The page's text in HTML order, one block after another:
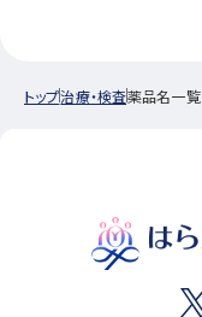
トップ治療・検査薬品名一覧